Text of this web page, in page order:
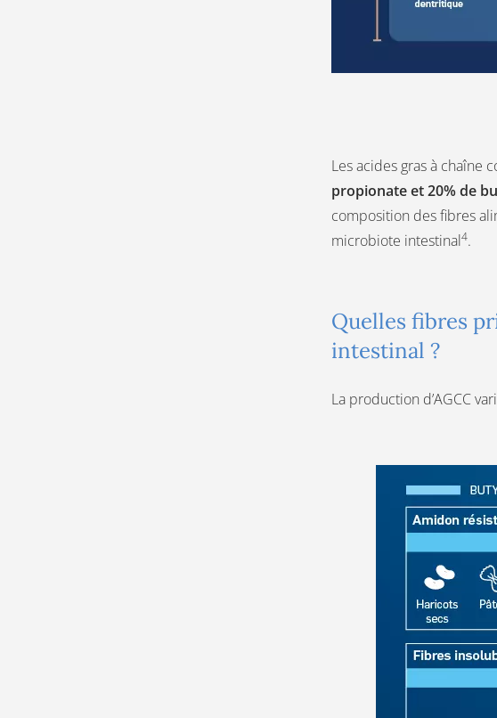
Les acides gras à chaîne
propionate et 20% de
composition des fibres
microbiote intestinal4.
Quelles fibres
intestinal ?
La production d’AGCC